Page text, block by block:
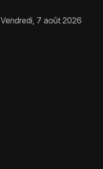
Vendredi, 7 août 2026